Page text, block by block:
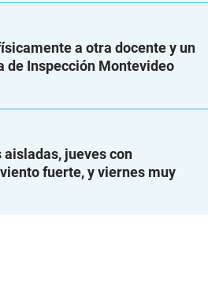
a otra docente y un
de Inspección Montevideo
jueves con
fuerte, y viernes muy